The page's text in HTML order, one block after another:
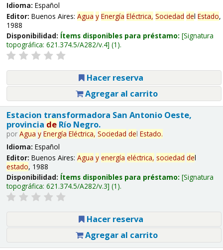
Idioma: Español
Editor: Buenos Aires: Agua y Energía Eléctrica, Sociedad del Estado,
1988
Disponibilidad: Ítems disponibles para préstamo: Signatura
topográfica: 621.374.5/A282/v.4 (1).
Hacer reserva
Agregar al carrito
Estacion transformadora San Antonio Oeste,
provincia deRío Negro.
por Agua y Energía Eléctrica, Sociedad del Estado.
Idioma: Español
Editor: Buenos Aires: Agua y energía eléctrica, sociedad del
estado, 1988
Disponibilidad: Ítems disponibles para préstamo: Signatura
topográfica: 621.374.5/A282/v.3 (1).
Hacer reserva
Agregar al carrito